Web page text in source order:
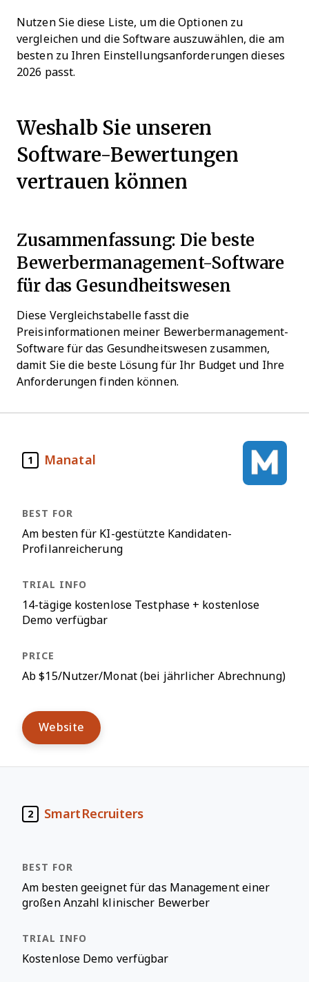
Nutzen Sie diese Liste, um die Optionen zu
vergleichen und die Software auszuwählen, die am
besten zu Ihren Einstellungsanforderungen dieses
2026 passt.
Weshalb Sie unseren
Software-Bewertungen
vertrauen können
Zusammenfassung: Die beste
Bewerbermanagement-Software
für das Gesundheitswesen
Diese Vergleichstabelle fasst die
Preisinformationen meiner Bewerbermanagement-
Software für das Gesundheitswesen zusammen,
damit Sie die beste Lösung für Ihr Budget und Ihre
Anforderungen finden können.
1 Manatal
Am besten für KI-gestützte Kandidaten-
Profilanreicherung
14-tägige kostenlose Testphase + kostenlose
Demo verfügbar
Ab $15/Nutzer/Monat (bei jährlicher Abrechnung)
Website
2 SmartRecruiters
Am besten geeignet für das Management einer
großen Anzahl klinischer Bewerber
Kostenlose Demo verfügbar